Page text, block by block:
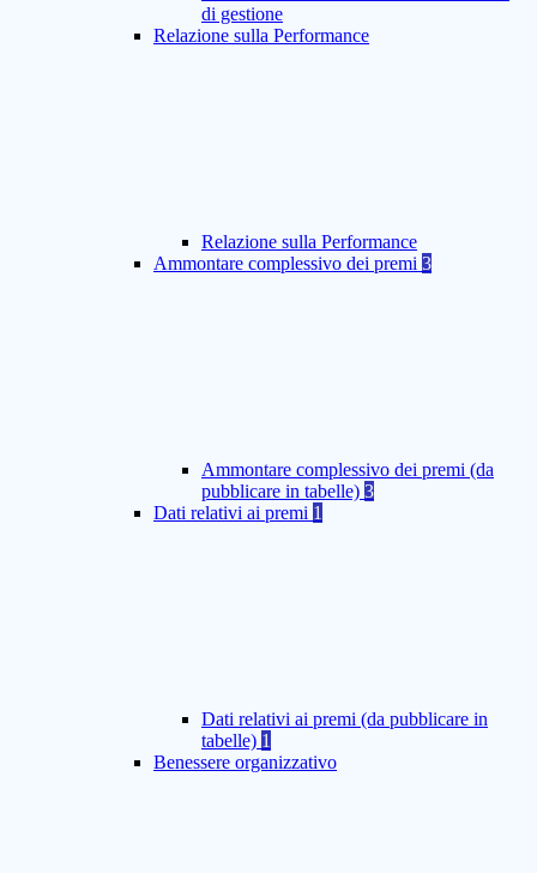
di gestione
Relazione sulla Performance
Relazione sulla Performance
Ammontare complessivo dei premi 3
Ammontare complessivo dei premi (da
pubblicare in tabelle) 3
Dati relativi ai premi 1
Dati relativi ai premi (da pubblicare in
tabelle) 1
Benessere organizzativo